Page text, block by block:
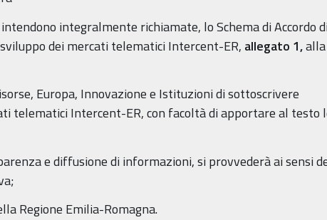
integralmente richiamate, lo Schema di Accordo
dei mercati telematici Intercent-ER, allegato 1,alla
Europa, Innovazione e Istituzioni di sottoscrivere
telematici Intercent-ER, con facoltà di apportare al testo
e diffusione di informazioni, si provvederà ai sensi
Regione Emilia-Romagna.